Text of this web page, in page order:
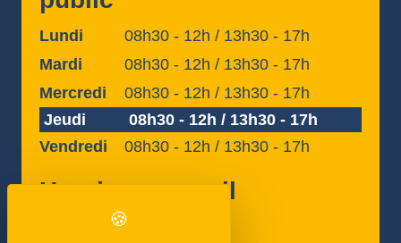
Lundi
08h30 - 12h / 13h30 - 17h
Mardi
08h30 - 12h / 13h30 - 17h
Mercredi
08h30 - 12h / 13h30 - 17h
Jeudi
08h30 - 12h / 13h30 - 17h
Vendredi
08h30 - 12h / 13h30 - 17h
Horaires accueil
téléphonique